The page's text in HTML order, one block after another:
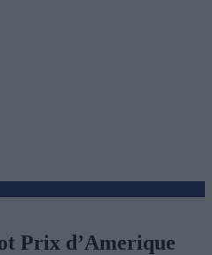
Prix d’Amerique